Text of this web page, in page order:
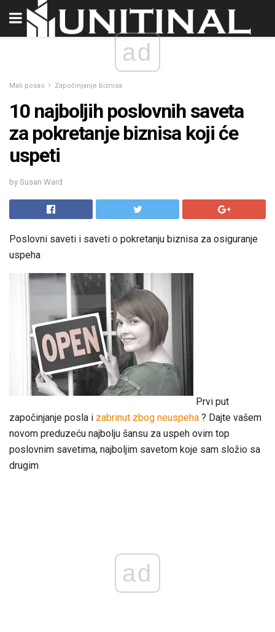
ad
Mali posao Započinjanje biznisa
10 najboljih poslovnih saveta
za pokretanje biznisa koji će
uspeti
by Susan Ward
Poslovni saveti i saveti o pokretanju biznisa za osiguranje
uspeha
Prvi put
započinjanje posla i zabrinut zbog neuspeha ? Dajte vašem
novom preduzeću najbolju šansu za uspeh ovim top
poslovnim savetima, najboljim savetom koje sam složio sa
drugim
ad